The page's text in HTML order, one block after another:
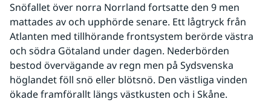
Snöfallet över norra Norrland fortsatte den 9 men
mattades av och upphörde senare. Ett lågtryck från
Atlanten med tillhörande frontsystem berörde västra
och södra Götaland under dagen. Nederbörden
bestod övervägande av regn men på Sydsvenska
höglandet föll snö eller blötsnö. Den västliga vinden
ökade framförallt längs västkusten och i Skåne.